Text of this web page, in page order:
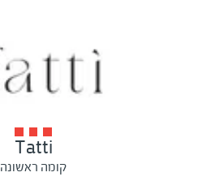
Tatti
קומה ראשונה